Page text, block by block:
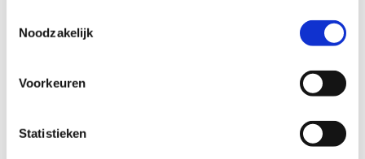
Noodzakelijk
Voorkeuren
Statistieken
preventieorganisaties en organisaties uit de verschillende
sectoren. Het stimuleert zo het settinggericht
onderwijs, vrije tijd, werk, zorg&welzijn. Sport Vlaanderen
en Sportieq werken mee in de netwerkgroep vrije tijd.